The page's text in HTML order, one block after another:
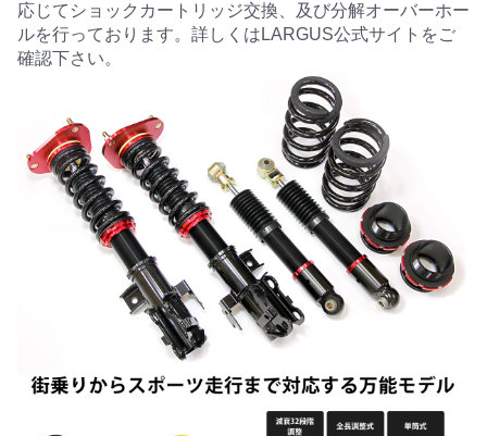
応じてショックカートリッジ交換、及び分解オーバーホー
ルを行っております。詳しくはLARGUS公式サイトをご
確認下さい。